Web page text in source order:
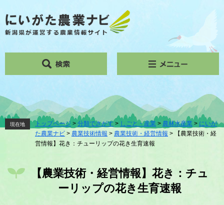
ー
ジ
の
ニ
ュ
ー
本
文
へ 現在地 トップページ > 分類でさがす > しごと・産業 > 農林水産業 > にいが
た農業ナビ > 農業技術情報 > 農業技術・経営情報 >
【農業技術・経
営情報】花き：チューリップの花き生育速報
【農業技術・経営情報】花き：チュ
ーリップの花き生育速報